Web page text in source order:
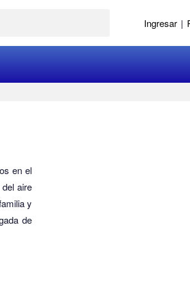
Ingresar |
en el
aire
y
de